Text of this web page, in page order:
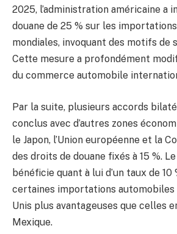
2025, l’administration américaine a
douane de 25 % sur les
mondiales, invoquant des motifs de
Cette mesure a profondément
du commerce automobile
Par la suite, plusieurs accords
conclus avec d’autres zones
le Japon, l’Union européenne et la
des droits de douane fixés à 15 %.
bénéficie quant à lui d’un taux de 10
certaines importations
Unis plus avantageuses que celles
Mexique.